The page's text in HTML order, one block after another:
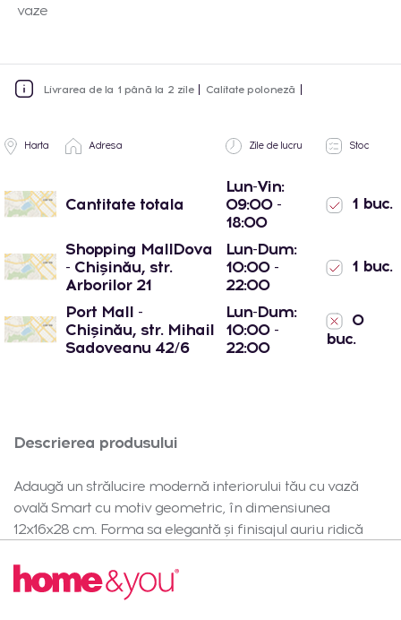
vaze
Livrarea de la 1 până la 2 zile Calitate poloneză
Harta Adresa Zile de lucru Stoc
Cantitate totala
Lun-Vin:
09:00 -
18:00
1 buc.
Shopping MallDova
- Chișinău, str.
Arborilor 21
Lun-Dum:
10:00 -
22:00
1 buc.
Port Mall -
Chișinău, str. Mihail
Sadoveanu 42/6
Lun-Dum:
10:00 -
22:00
0
buc.
Descrierea produsului
Adaugă un strălucire modernă interiorului tău cu vază
ovală Smart cu motiv geometric, în dimensiunea
12x16x28 cm. Forma sa elegantă și finisajul auriu ridică
ca decor pentru masă sau raft.Material și beneficiiVaza
este realizată din ceramică de calitate, apreciată în decor